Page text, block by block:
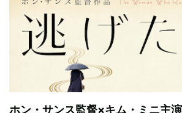
ホン・サンス監督×キム・ミニ主